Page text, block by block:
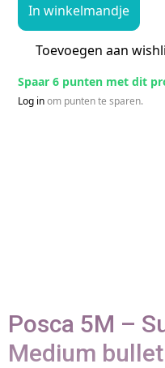
In winkelmandje
Toevoegen aan
Spaar 6 punten met dit
Log inom punten te sparen.
Posca 5M –
Medium